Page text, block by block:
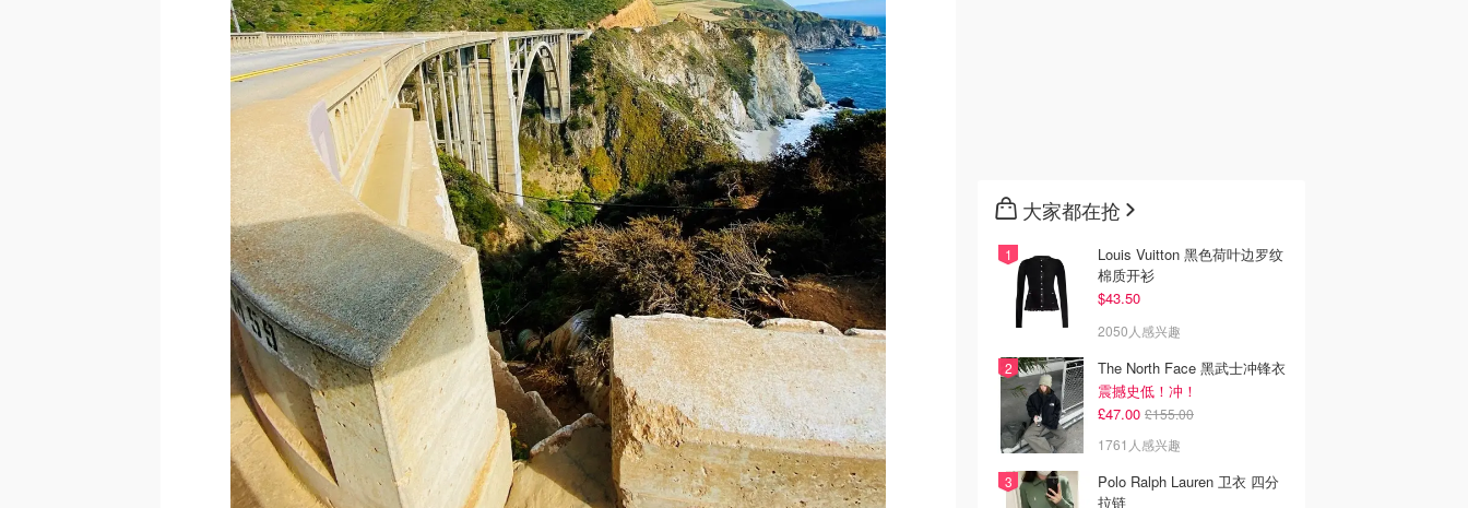
大家都在抢
Louis Vuitton 黑色荷叶边罗纹
棉质开衫
$43.50
2050人感兴趣
The North Face 黑武士冲锋衣
震撼史低！冲！
£47.00 £155.00
1761人感兴趣
Polo Ralph Lauren 卫衣 四分
拉链